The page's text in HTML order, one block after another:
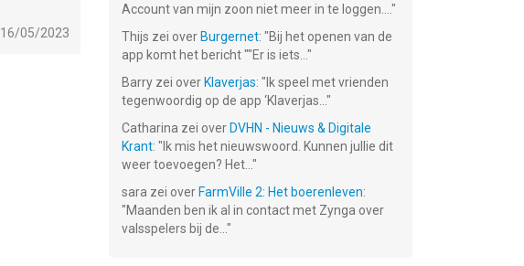
16/05/2023
Account van mijn zoon niet meer in te loggen.... "
Thijs zei over Burgernet: "Bij het openen van de
app komt het bericht ""Er is iets... "
Barry zei over Klaverjas: " Ik speel met vrienden
tegenwoordig op de app ‘Klaverjas... "
Catharina zei over DVHN - Nieuws & Digitale
Krant: " Ik mis het nieuwswoord. Kunnen jullie dit
weer toevoegen? Het... "
sara zei over FarmVille 2: Het boerenleven:
"Maanden ben ik al in contact met Zynga over
valsspelers bij de... "